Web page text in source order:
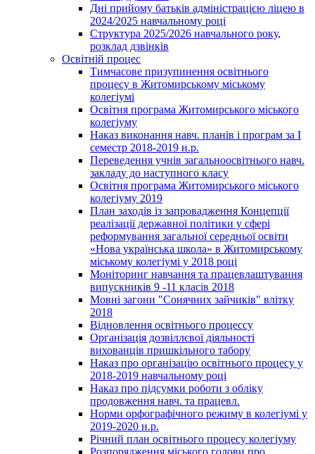
Дні прийому батьків адміністрацією ліцею в
2024/2025 навчальному році
Структура 2025/2026 навчального року,
розклад дзвінків
Освітній процес
Тимчасове призупинення освітнього
процесу в Житомирському міському
колегіумі
Освітня програма Житомирського міського
колегіуму
Наказ виконання навч. планів і програм за І
семестр 2018-2019 н.р.
Переведення учнів загальноосвітнього навч.
закладу до наступного класу
Освітня програма Житомирського міського
колегіуму 2019
План заходів із запровадження Концепції
реалізації державної політики у сфері
реформування загальної середньої освіти
«Нова українська школа» в Житомирському
міському колегіумі у 2018 році
Моніторинг навчання та працевлаштування
випускників 9 -11 класів 2018
Мовні загони "Сонячних зайчиків" влітку
2018
Відновлення освітнього процессу
Організація дозвіллєвої діяльності
вихованців пришкільного табору
Наказ про організацію освітнього процесу у
2018-2019 навчальному році
Наказ про підсумки роботи з обліку
продовження навч. та працевл.
Норми орфографічного режиму в колегіумі у
2019-2020 н.р.
Річний план освітнього процесу колегіуму
Розпорядження міського голови про